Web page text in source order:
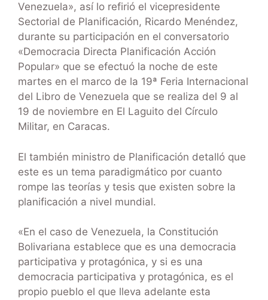
Venezuela», así lo refirió el vicepresidente
Sectorial de Planificación, Ricardo Menéndez,
durante su participación en el conversatorio
«Democracia Directa Planificación Acción
Popular» que se efectuó la noche de este
martes en el marco de la 19ª Feria Internacional
del Libro de Venezuela que se realiza del 9 al
19 de noviembre en El Laguito del Círculo
Militar, en Caracas.
El también ministro de Planificación detalló que
este es un tema paradigmático por cuanto
rompe las teorías y tesis que existen sobre la
planificación a nivel mundial.
«En el caso de Venezuela, la Constitución
Bolivariana establece que es una democracia
participativa y protagónica, y si es una
democracia participativa y protagónica, es el
propio pueblo el que lleva adelante esta